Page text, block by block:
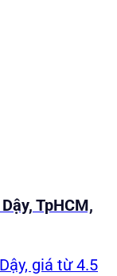
TpHCM,
giá từ 4.5